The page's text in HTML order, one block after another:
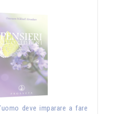
deve imparare a fare